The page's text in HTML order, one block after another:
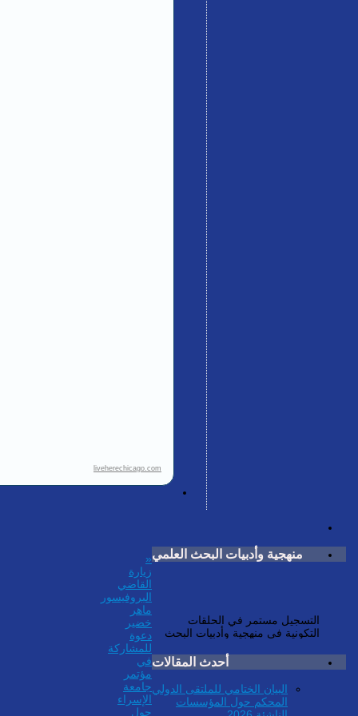
«
زيارة
القاضي
البروفيسور
ماهر
خضير
دعوة
للمشاركة
في
مؤتمر
جامعة
الإسراء
حول
liveherechicago.com
منهجية وأدبيات البحث العلمي
التكونية في منهجية وأدبيات البحث
العلمي لفائدة طلاب الدراسات العليا
secretariat@unscin.orgأحدث المقالات
البيان الختامي للملتقى الدولي
المحكم حول المؤسسات